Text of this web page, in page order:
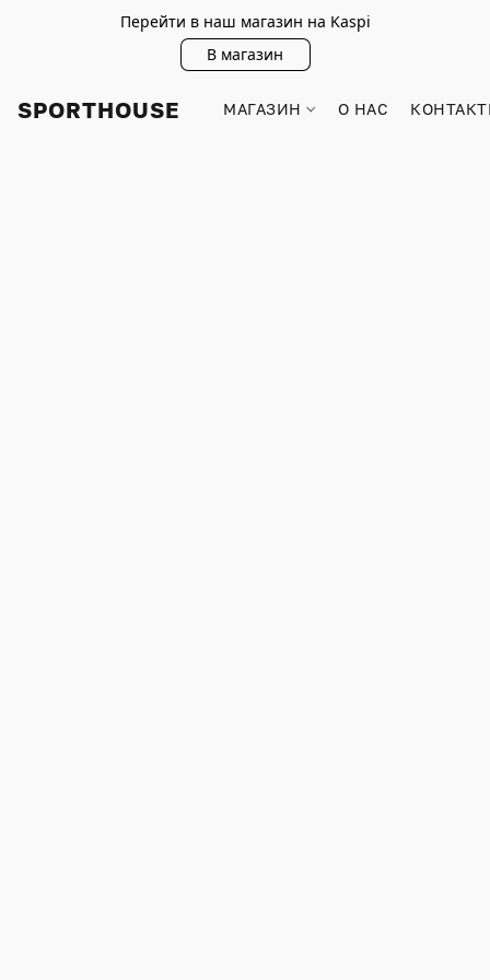
Перейти в наш магазин на Kaspi
В магазин
SPORTHOUSE МАГАЗИН О НАС